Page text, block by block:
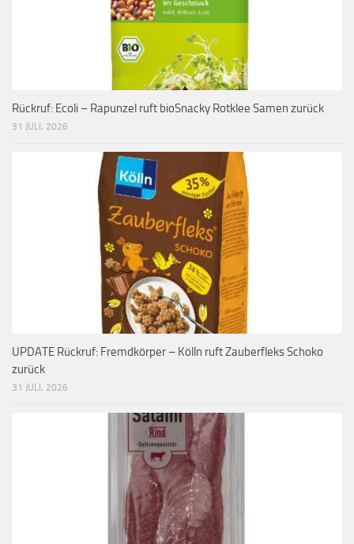
Rückruf: Ecoli – Rapunzel ruft bioSnacky Rotklee Samen zurück
31 JULI, 2026
UPDATE Rückruf: Fremdkörper – Kölln ruft Zauberfleks Schoko
zurück
31 JULI, 2026